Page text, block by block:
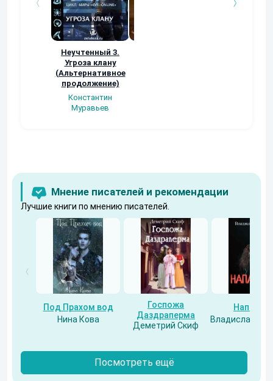
Неучтенный 3.
Угроза клану
(Альтернативное
продолжение)
Константин
Муравьев
Мнение писателей и рекомендации
Лучшие книги по мнению писателей.
Под Прахом вод
Нина Кова
Госпожа
Даздраперма
Деметрий Скиф
Напарник
Владислав
Посмотреть ещё